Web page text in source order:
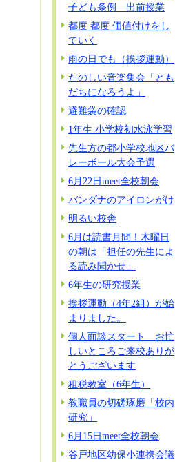
子ども条例 出前授業
都度 都度 価値付けをし
ていく
雨の日でも（挨拶運動）
たのしい音楽集会「とも
だちになろうよ」
避難袋の確認
1年生 小学校初水泳学習
先生方の都小学校地区バ
レーボール大会予選
6月22日meet全校朝会
バンダナのアイロンがけ
明るい校舎
6月は読書月間！木曜日
の朝は「担任の先生によ
る読み聞かせ」
6年生の研究授業
挨拶運動（4年2組）が始
まりました。
個人面談スタート お忙
しいところご来校ありが
とうございます
租税教室（6年生）
教職員の切磋琢磨「校内
研究」
6月15日meet全校朝会
谷戸地区幼保小連携会議